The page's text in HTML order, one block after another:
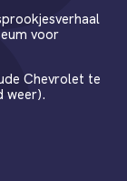
voor
Chevrolet te
weer).